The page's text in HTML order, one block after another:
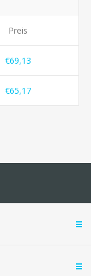
Preis
€69,13
€65,17